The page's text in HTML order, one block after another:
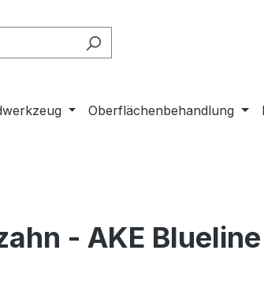
Oberflächenbehandlung
- AKE Blueline